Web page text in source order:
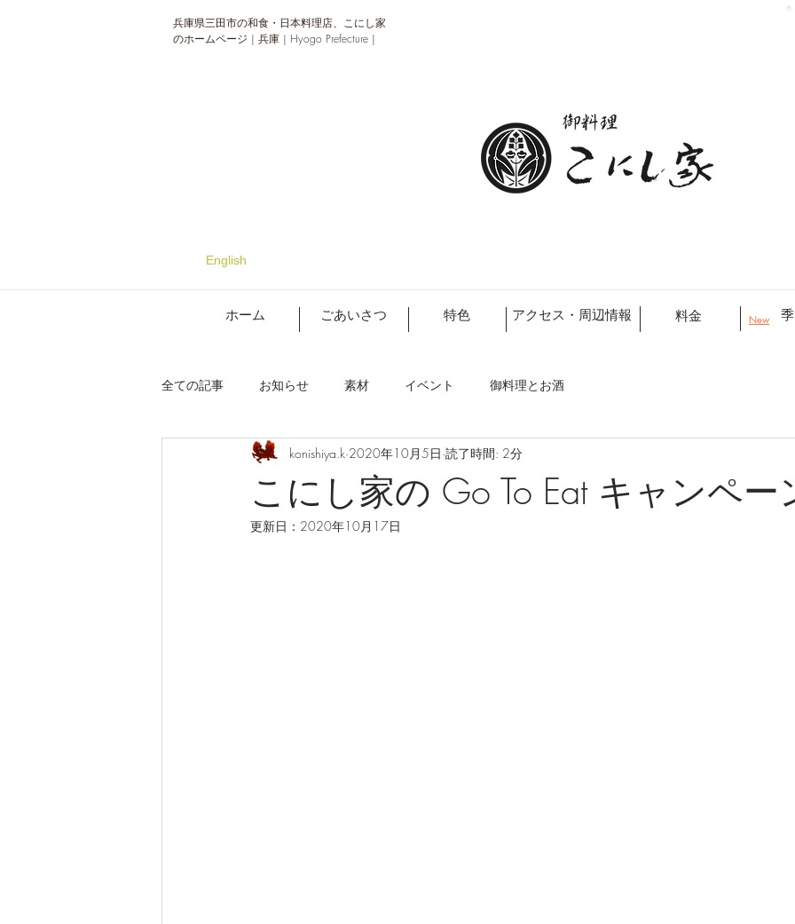
兵庫県三田市の和食・日本料理店、こにし家
のホームページ | 兵庫 | Hyogo Prefecture |
English
ホーム ごあいさつ 特色 アクセス・周辺情報 料金 New
全ての記事 お知らせ 素材 イベント 御料理とお酒
こにし家の Go To Eat キャンペー
konishiya.k 2020年10月5日 読了時間: 2分
更新日： 2020年10月17日